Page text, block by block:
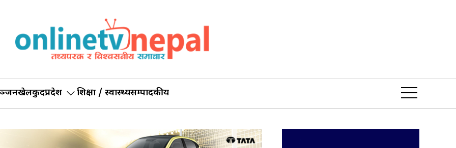
खेलकुदप्रदेश शिक्षा / स्वास्थ्यसम्पादकीय